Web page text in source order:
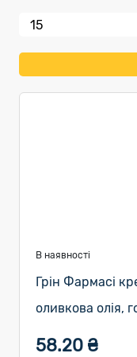
В наявності
Грін Фармасі
оливкова олія,
58.20 ₴